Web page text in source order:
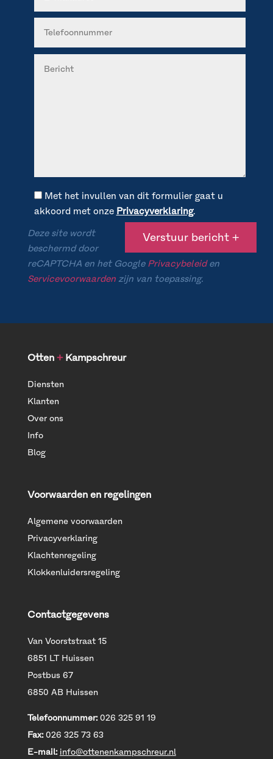
Met het invullen van dit formulier gaat u
akkoord met onze Privacyverklaring.
Deze site wordt
beschermd door
reCAPTCHA en het Google Privacybeleiden
Servicevoorwaardenzijn van toepassing.
Otten +Kampschreur
Diensten
Klanten
Over ons
Info
Blog
Voorwaarden en regelingen
Algemene voorwaarden
Privacyverklaring
Klachtenregeling
Klokkenluidersregeling
Contactgegevens
Van Voorststraat 15
6851 LT Huissen
Postbus 67
6850 AB Huissen
Telefoonnummer:026 325 91 19
Fax:026 325 73 63
E-mail: info@ottenenkampschreur.nl